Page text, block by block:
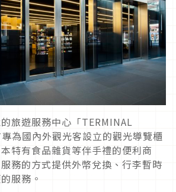
旅遊服務中心「TERMINAL
為國內外觀光客設立的觀光導覽櫃
特有食品雜貨等伴手禮的便利商
務的方式提供外幣兌換、行李暫時
服務。